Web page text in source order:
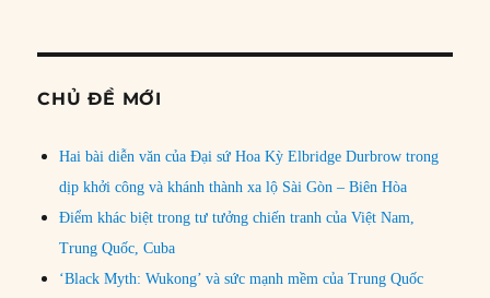
CHỦ ĐỀ MỚI
Hai bài diễn văn của Đại sứ Hoa Kỳ Elbridge Durbrow trong
dịp khởi công và khánh thành xa lộ Sài Gòn – Biên Hòa
Điểm khác biệt trong tư tưởng chiến tranh của Việt Nam,
Trung Quốc, Cuba
‘Black Myth: Wukong’ và sức mạnh mềm của Trung Quốc